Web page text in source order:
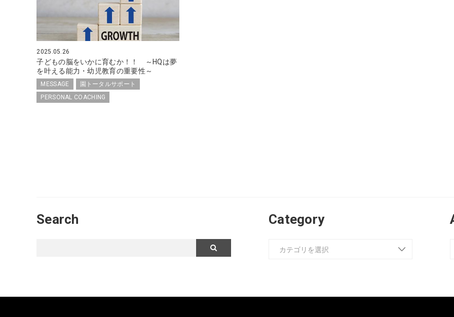
2025.05.26
子どもの脳をいかに育むか！！ ～HQは夢
を叶える能力・幼児教育の重要性～
MESSAGE
園トータルサポート
PERSONAL COACHING
Search Category